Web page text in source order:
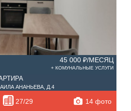
45 000 ₽/МЕСЯЦ
+ КОМУНАЛЬНЫЕ УСЛУГИ
АНАНЬЕВА, Д.4
27/29 14 фото